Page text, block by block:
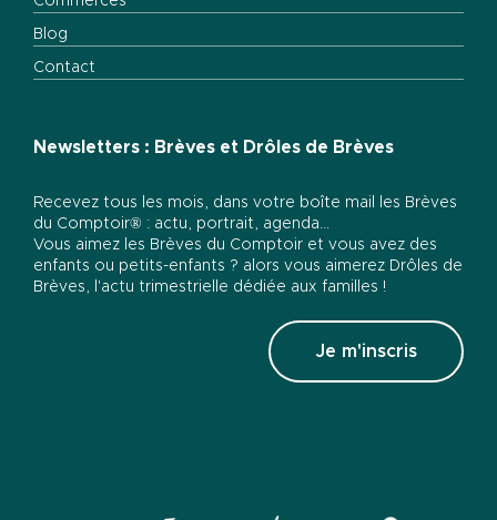
Blog
Contact
Newsletters : Brèves et Drôles de Brèves
Recevez tous les mois, dans votre boîte mail les Brèves
du Comptoir® : actu, portrait, agenda...
Vous aimez les Brèves du Comptoir et vous avez des
enfants ou petits-enfants ? alors vous aimerez Drôles de
Brèves, l'actu trimestrielle dédiée aux familles !
Je m'inscris